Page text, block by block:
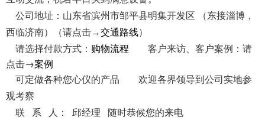
公司地址：山东省滨州市邹平县明集开发区 （东接淄博，
西临济南）
（请点击→交通路线）
请选择付款方式： 购物流程 客户来访、客户案例：请
点击→案例
可定做各种您心仪的产品 欢迎各界领导到公司实地参
观考察
联 系 人： 邱经理 随时恭候您的来电